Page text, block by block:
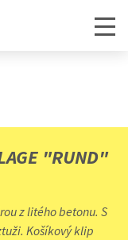
"RUND"
z litého betonu. S
Košíkový klip